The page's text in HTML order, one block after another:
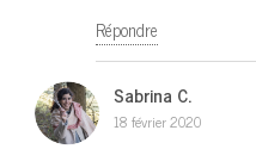
Répondre
Sabrina C.
18 février 2020